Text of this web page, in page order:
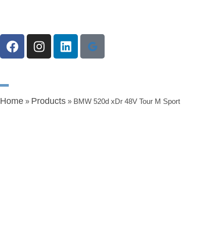
Home » Products » BMW 520d xDr 48V Tour M Sport